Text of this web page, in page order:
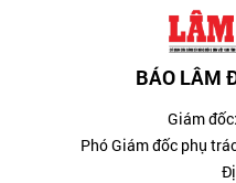
BÁO LÂM
Giám
Phó Giám đốc phụ